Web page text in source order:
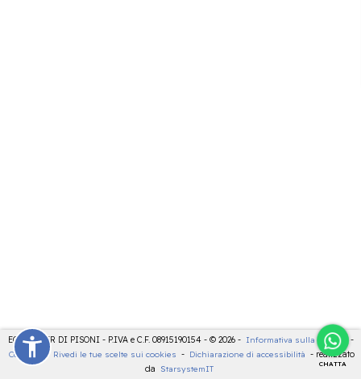
CHATTA
ECOCENTER DI PISONI - P.IVA e C.F. 08915190154 - © 2026 - Informativa sulla privacy
-
Cookies
- Rivedi le tue scelte sui cookies - Dichiarazione di accessibilità - realizzato
da
StarsystemIT